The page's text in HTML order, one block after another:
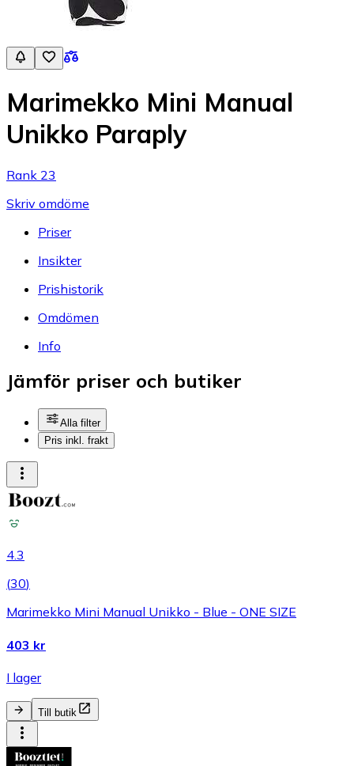
Marimekko Mini Manual
Unikko Paraply
Rank 23
Skriv omdöme
Priser
Insikter
Prishistorik
Omdömen
Info
Jämför priser och butiker
Alla filter
Pris inkl. frakt
4.3
(30)
Marimekko Mini Manual Unikko - Blue - ONE SIZE
403 kr
I lager
Till butik